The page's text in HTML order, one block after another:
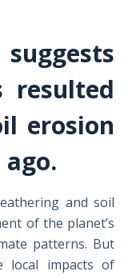
resulted
erosion
.
and soil
of the planet’s
patterns. But
local impacts of